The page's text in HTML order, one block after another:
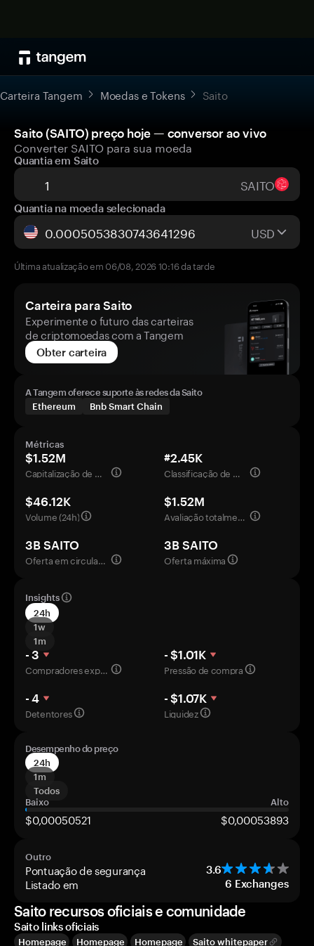
Carteira Tangem Moedas e Tokens Saito
Saito (SAITO) preço hoje — conversor ao vivo
Converter SAITO para sua moeda
Quantia em Saito
SAITO
Quantia na moeda selecionada
USD
Última atualização em 06/08, 2026 10:16 da tarde
Carteira para Saito
Experimente o futuro das carteiras
de criptomoedas com a Tangem
Obter carteira
A Tangem oferece suporte às redes da Saito
Ethereum
Bnb Smart Chain
Métricas
$1.52M
Capitalização de mercado
#2.45K
Classificação de mercado
$46.12K
Volume (24h)
$1.52M
Avaliação totalmente diluída
3B SAITO
Oferta em circulação
3B SAITO
Oferta máxima
Insights
24h
1w
1m
- 3
Compradores experientes
- $1.01K
Pressão de compra
- 4
Detentores
- $1.07K
Liquidez
Desempenho do preço
24h
1m
Todos
Baixo
Alto
$0,00050521 $0,00053893
Outro
Pontuação de segurança 3.6
Listado em 6 Exchanges
Saito recursos oficiais e comunidade
Saito links oficiais
Homepage Homepage Homepage Saito whitepaper